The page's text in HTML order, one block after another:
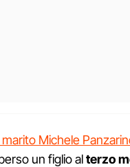
Michele
un figlio alterzo